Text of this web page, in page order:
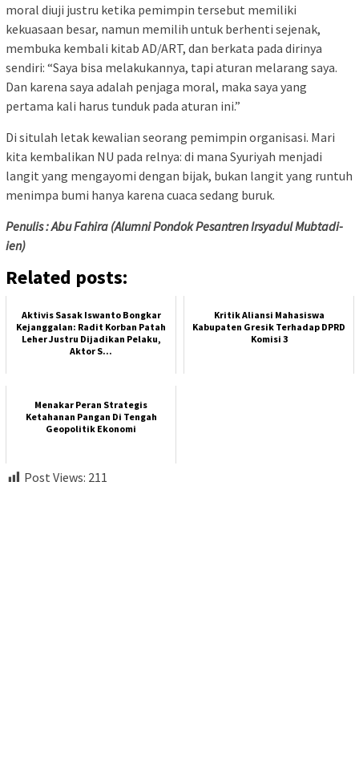
moral diuji justru ketika pemimpin tersebut memiliki
kekuasaan besar, namun memilih untuk berhenti sejenak,
membuka kembali kitab AD/ART, dan berkata pada dirinya
sendiri: “Saya bisa melakukannya, tapi aturan melarang saya.
Dan karena saya adalah penjaga moral, maka saya yang
pertama kali harus tunduk pada aturan ini.”
Di situlah letak kewalian seorang pemimpin organisasi. Mari
kita kembalikan NU pada relnya: di mana Syuriyah menjadi
langit yang mengayomi dengan bijak, bukan langit yang runtuh
menimpa bumi hanya karena cuaca sedang buruk.
Penulis : Abu Fahira (Alumni Pondok Pesantren Irsyadul Mubtadi-
ien)
Related posts:
Aktivis Sasak Iswanto Bongkar
Kejanggalan: Radit Korban Patah
Leher Justru Dijadikan Pelaku,
Aktor S...
Kritik Aliansi Mahasiswa
Kabupaten Gresik Terhadap DPRD
Komisi 3
Menakar Peran Strategis
Ketahanan Pangan Di Tengah
Geopolitik Ekonomi
Post Views: 211